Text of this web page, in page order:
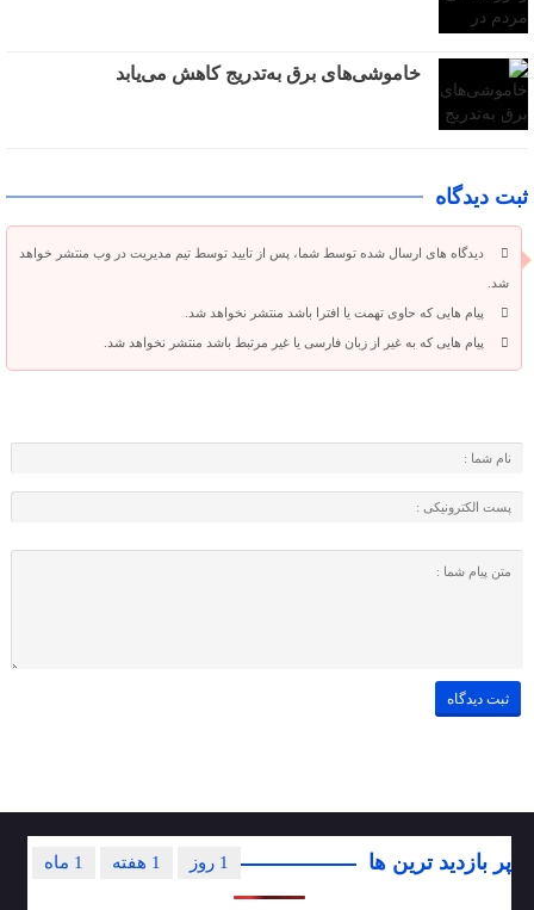
خاموشی‌های برق به‌تدریج کاهش می‌یابد
ثبت دیدگاه
دیدگاه های ارسال شده توسط شما، پس از تایید توسط تیم مدیریت در وب منتشر خواهد
شد.
پیام هایی که حاوی تهمت یا افترا باشد منتشر نخواهد شد.
پیام هایی که به غیر از زبان فارسی یا غیر مرتبط باشد منتشر نخواهد شد.
پر بازدید ترین ها 1 ماه 1 هفته 1 روز